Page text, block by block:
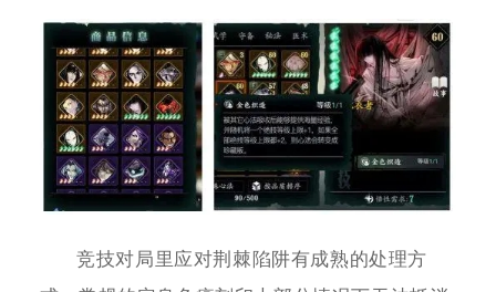
竞技对局里应对荆棘陷阱有成熟的处理方